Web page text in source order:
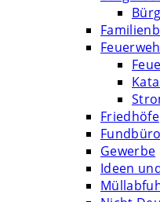
Friedhöfe
Fundbüro
Gewerbe
Ideen